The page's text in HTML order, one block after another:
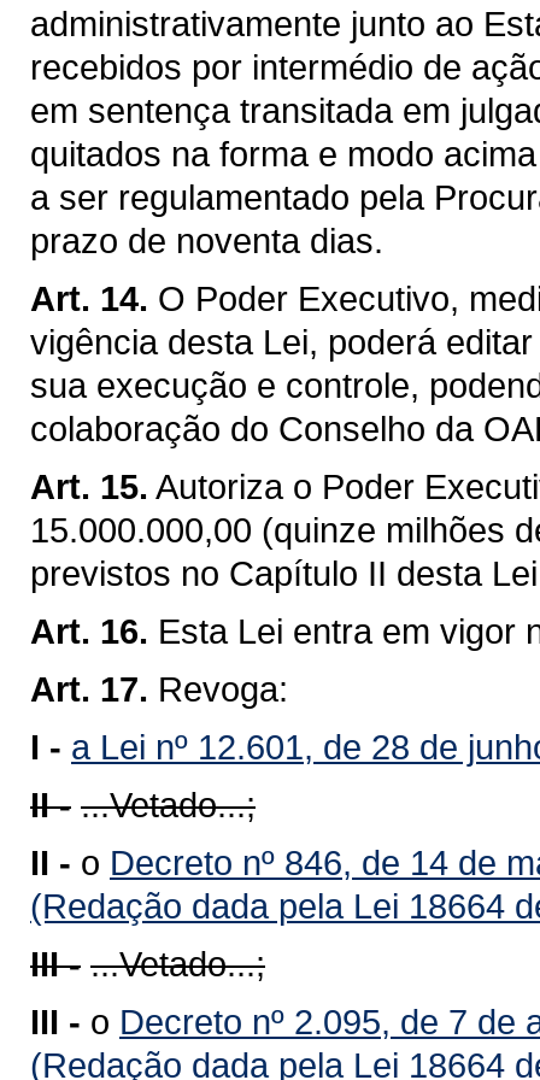
administrativamente junto ao
recebidos por intermédio de
em sentença transitada em
quitados na forma e modo
a ser regulamentado pela
prazo de noventa dias.
Art. 14. O Poder Executivo,
vigência desta Lei, poderá
sua execução e controle,
colaboração do Conselho da
Art. 15. Autoriza o Poder
15.000.000,00 (quinze milhões
previstos no Capítulo II desta
Art. 16. Esta Lei entra em vigor
Art. 17. Revoga:
I - a Lei nº 12.601, de 28 de
II - ...Vetado...;
II - o Decreto nº 846, de 14 de
(Redação dada pela Lei 18664
III - ...Vetado...;
III - o Decreto nº 2.095, de 7 de
(Redação dada pela Lei 18664